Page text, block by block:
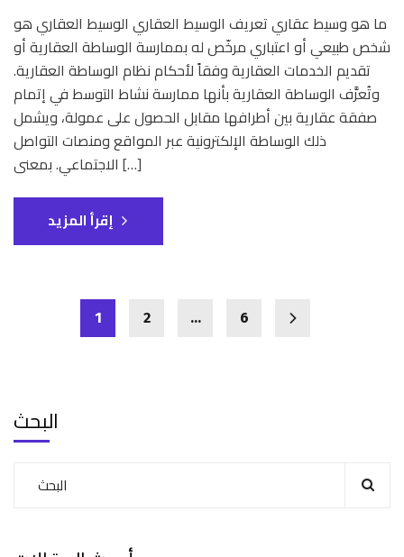
ما هو وسيط عقاري تعريف الوسيط العقاري الوسيط العقاري هو
شخص طبيعي أو اعتباري مرخّص له بممارسة الوساطة العقارية أو
تقديم الخدمات العقارية وفقاً لأحكام نظام الوساطة العقارية.
وتُعرَّف الوساطة العقارية بأنها ممارسة نشاط التوسط في إتمام
صفقة عقارية بين أطرافها مقابل الحصول على عمولة، ويشمل
ذلك الوساطة الإلكترونية عبر المواقع ومنصات التواصل
الاجتماعي. بمعنى […]
إقرأ المزيد
1 2 … 6
البحث